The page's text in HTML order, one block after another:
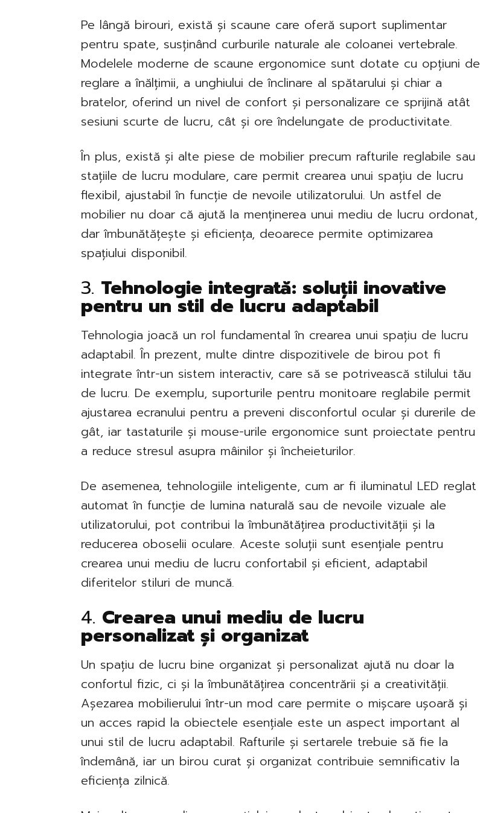
Pe lângă birouri, există și scaune care oferă suport suplimentar
pentru spate, susținând curburile naturale ale coloanei vertebrale.
Modelele moderne de scaune ergonomice sunt dotate cu opțiuni de
reglare a înălțimii, a unghiului de înclinare al spătarului și chiar a
bratelor, oferind un nivel de confort și personalizare ce sprijină atât
sesiuni scurte de lucru, cât și ore îndelungate de productivitate.
În plus, există și alte piese de mobilier precum rafturile reglabile sau
stațiile de lucru modulare, care permit crearea unui spațiu de lucru
flexibil, ajustabil în funcție de nevoile utilizatorului. Un astfel de
mobilier nu doar că ajută la menținerea unui mediu de lucru ordonat,
dar îmbunătățește și eficiența, deoarece permite optimizarea
spațiului disponibil.
3. Tehnologie integrată: soluții inovative
pentru un stil de lucru adaptabil
Tehnologia joacă un rol fundamental în crearea unui spațiu de lucru
adaptabil. În prezent, multe dintre dispozitivele de birou pot fi
integrate într-un sistem interactiv, care să se potrivească stilului tău
de lucru. De exemplu, suporturile pentru monitoare reglabile permit
ajustarea ecranului pentru a preveni disconfortul ocular și durerile de
gât, iar tastaturile și mouse-urile ergonomice sunt proiectate pentru
a reduce stresul asupra mâinilor și încheieturilor.
De asemenea, tehnologiile inteligente, cum ar fi iluminatul LED reglat
automat în funcție de lumina naturală sau de nevoile vizuale ale
utilizatorului, pot contribui la îmbunătățirea productivității și la
reducerea oboselii oculare. Aceste soluții sunt esențiale pentru
crearea unui mediu de lucru confortabil și eficient, adaptabil
diferitelor stiluri de muncă.
4. Crearea unui mediu de lucru
personalizat și organizat
Un spațiu de lucru bine organizat și personalizat ajută nu doar la
confortul fizic, ci și la îmbunătățirea concentrării și a creativității.
Așezarea mobilierului într-un mod care permite o mișcare ușoară și
un acces rapid la obiectele esențiale este un aspect important al
unui stil de lucru adaptabil. Rafturile și sertarele trebuie să fie la
îndemână, iar un birou curat și organizat contribuie semnificativ la
eficiența zilnică.